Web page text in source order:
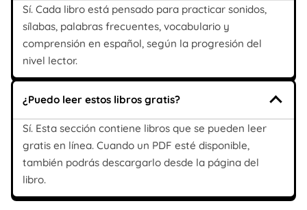
Sí. Cada libro está pensado para practicar sonidos,
sílabas, palabras frecuentes, vocabulario y
comprensión en español, según la progresión del
nivel lector.
¿Puedo leer estos libros gratis?
Sí. Esta sección contiene libros que se pueden leer
gratis en línea. Cuando un PDF esté disponible,
también podrás descargarlo desde la página del
libro.